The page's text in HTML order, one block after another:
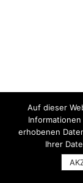
Auf dieser
erhobenen
Ihrer